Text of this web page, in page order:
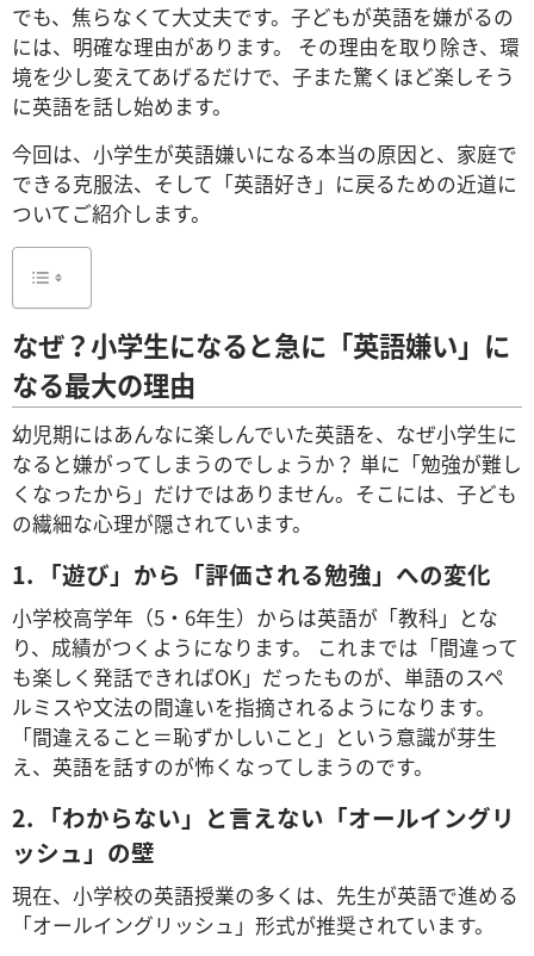
でも、焦らなくて大丈夫です。子どもが英語を嫌がるの
には、明確な理由があります。 その理由を取り除き、環
境を少し変えてあげるだけで、子また驚くほど楽しそう
に英語を話し始めます。
今回は、小学生が英語嫌いになる本当の原因と、家庭で
できる克服法、そして「英語好き」に戻るための近道に
ついてご紹介します。
なぜ？小学生になると急に「英語嫌い」に
なる最大の理由
幼児期にはあんなに楽しんでいた英語を、なぜ小学生に
なると嫌がってしまうのでしょうか？ 単に「勉強が難し
くなったから」だけではありません。そこには、子ども
の繊細な心理が隠されています。
1. 「遊び」から「評価される勉強」への変化
小学校高学年（5・6年生）からは英語が「教科」とな
り、成績がつくようになります。 これまでは「間違って
も楽しく発話できればOK」だったものが、単語のスペ
ルミスや文法の間違いを指摘されるようになります。
「間違えること＝恥ずかしいこと」という意識が芽生
え、英語を話すのが怖くなってしまうのです。
2. 「わからない」と言えない「オールイングリ
ッシュ」の壁
現在、小学校の英語授業の多くは、先生が英語で進める
「オールイングリッシュ」形式が推奨されています。